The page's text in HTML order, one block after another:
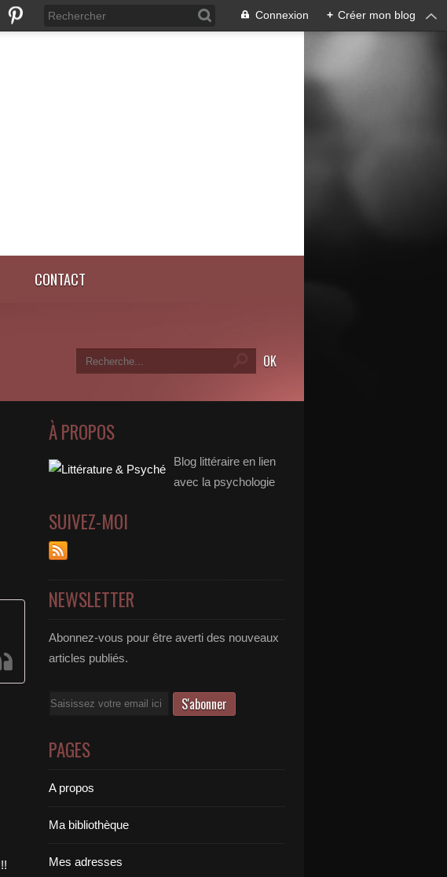
Connexion + Créer mon blog
CONTACT
À PROPOS
Blog littéraire en lien
avec la psychologie
SUIVEZ-MOI
NEWSLETTER
Abonnez-vous pour être averti des nouveaux
articles publiés.
Email
PAGES
A propos
Ma bibliothèque
Mes adresses